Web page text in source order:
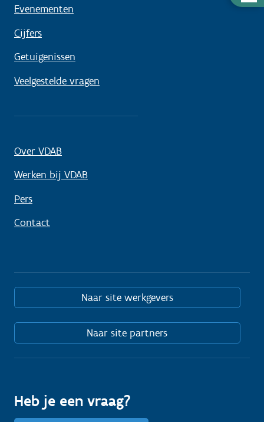
Evenementen
Cijfers
Getuigenissen
Veelgestelde vragen
Over VDAB
Werken bij VDAB
Pers
Contact
Naar site werkgevers
Naar site partners
Heb je een vraag?